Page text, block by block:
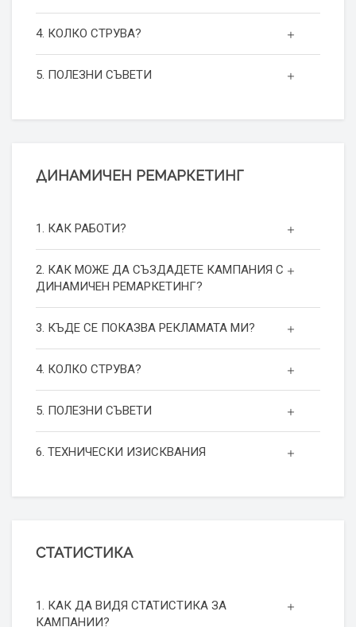
4. КОЛКО СТРУВА?
5. ПОЛЕЗНИ СЪВЕТИ
ДИНАМИЧЕН РЕМАРКЕТИНГ
1. КАК РАБОТИ?
2. КАК МОЖЕ ДА СЪЗДАДЕТЕ КАМПАНИЯ С
ДИНАМИЧЕН РЕМАРКЕТИНГ?
3. КЪДЕ СЕ ПОКАЗВА РЕКЛАМАТА МИ?
4. КОЛКО СТРУВА?
5. ПОЛЕЗНИ СЪВЕТИ
6. ТЕХНИЧЕСКИ ИЗИСКВАНИЯ
СТАТИСТИКА
1. КАК ДА ВИДЯ СТАТИСТИКА ЗА
КАМПАНИИ?